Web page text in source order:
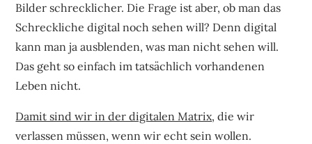
Bilder schrecklicher. Die Frage ist aber, ob man das
Schreckliche digital noch sehen will? Denn digital
kann man ja ausblenden, was man nicht sehen will.
Das geht so einfach im tatsächlich vorhandenen
Leben nicht.
Damit sind wir in der digitalen Matrix, die wir
verlassen müssen, wenn wir echt sein wollen.